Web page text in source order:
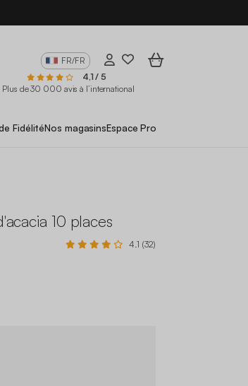
FR/FR
4,1 / 5
Plus de 30 000 avis à l’international
FidélitéNos magasinsEspace Pro
10 places
4.1 (32)